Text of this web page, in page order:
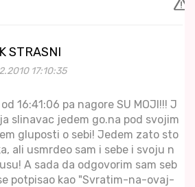
STRASNI
17:10:35
16:41:06 pa nagore SU MOJI!!! J
slinavac jedem go.na pod svojim
gluposti o sebi! Jedem zato sto
ali usmrdeo sam i sebe i svoju n
A sada da odgovorim sam seb
potpisao kao "Svratim-na-ovaj-